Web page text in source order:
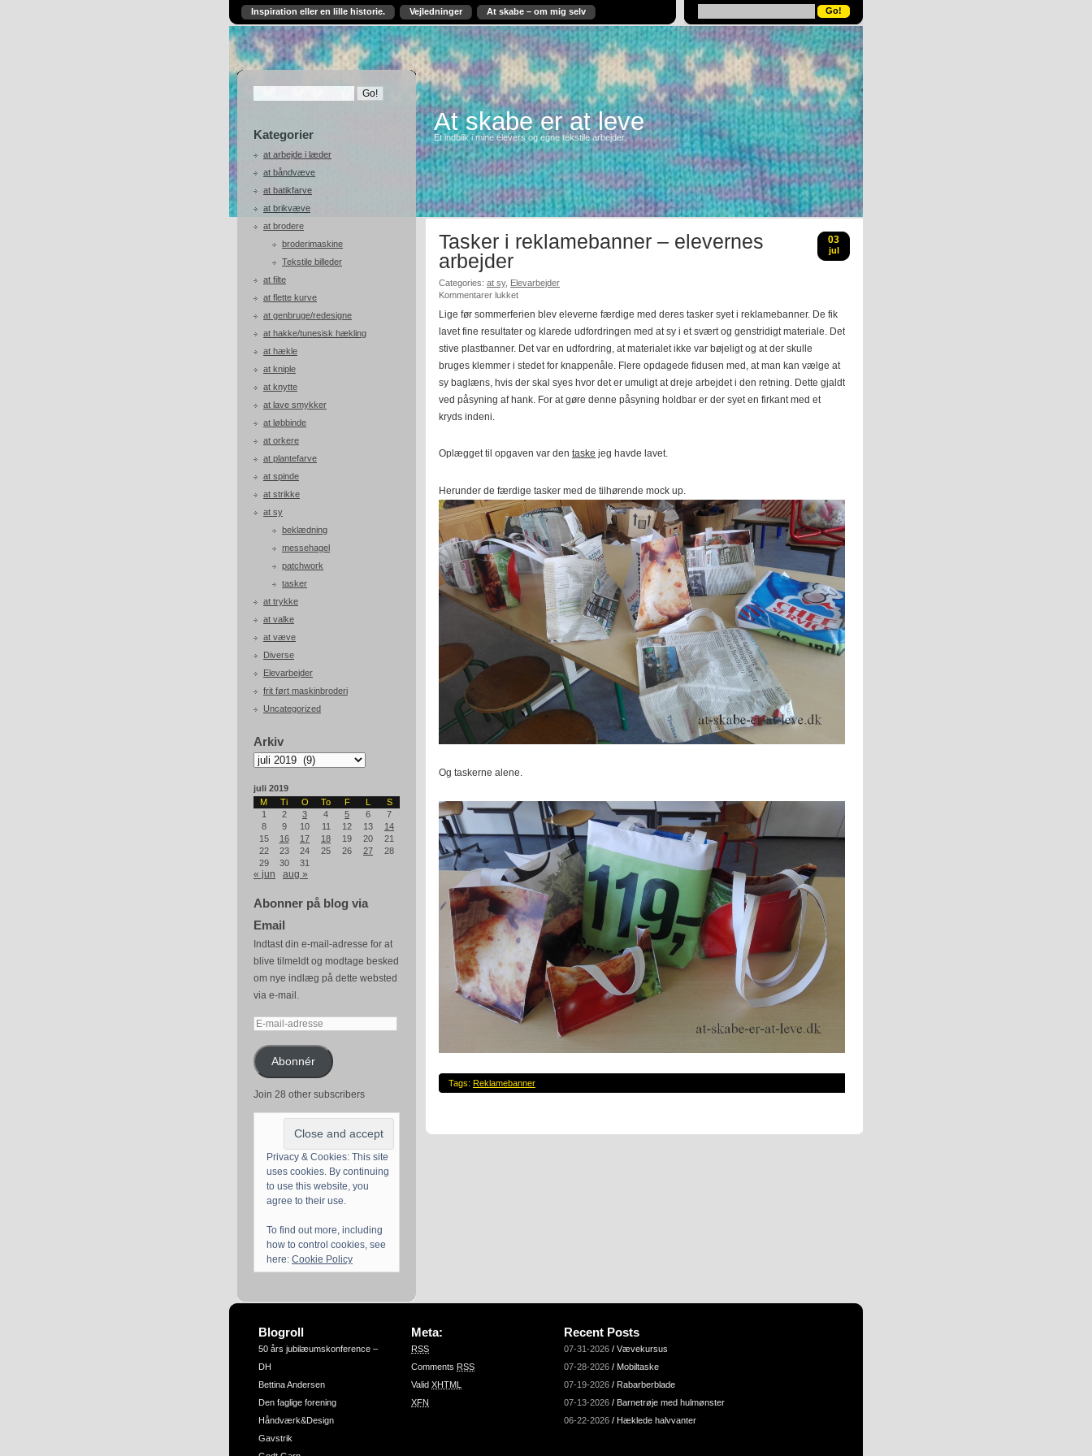
Inspiration eller en lille historie. Vejledninger At skabe – om mig selv
Kategorier
at arbejde i læder
at båndvæve
at batikfarve
at brikvæve
at brodere
broderimaskine
Tekstile billeder
at filte
at flette kurve
at genbruge/redesigne
at hakke/tunesisk hækling
at hækle
at kniple
at knytte
at lave smykker
at løbbinde
at orkere
at plantefarve
at spinde
at strikke
at sy
beklædning
messehagel
patchwork
tasker
at trykke
at valke
at væve
Diverse
Elevarbejder
frit ført maskinbroderi
Uncategorized
Arkiv
Arkiv
juli 2019
M
Ti O To F L
S
1
2 3 4 5 6
7
8
9 10 11 12 13
14
15
16 17 18 19 20
21
22
23 24 25 26 27
28
29
30 31
« jun aug »
Abonner på blog via
Email
Indtast din e-mail-adresse for at
blive tilmeldt og modtage besked
om nye indlæg på dette websted
via e-mail.
E-
adresseAbonnér
Join 28 other subscribers
Privacy & Cookies: This site
uses cookies. By continuing
to use this website, you
agree to their use.
To find out more, including
how to control cookies, see
here: Cookie Policy
At skabe er at leve
Et indblik i mine elevers og egne tekstile arbejder.
Tasker i reklamebanner – elevernes
arbejder
03
jul
Categories: at sy, Elevarbejder
Kommentarer lukkettil
i
reklamebanner
–
elevernes
arbejder
Lige før sommerferien blev eleverne færdige med deres tasker syet i reklamebanner. De fik
lavet fine resultater og klarede udfordringen med at sy i et svært og genstridigt materiale. Det
stive plastbanner. Det var en udfordring, at materialet ikke var bøjeligt og at der skulle
bruges klemmer i stedet for knappenåle. Flere opdagede fidusen med, at man kan vælge at
sy baglæns, hvis der skal syes hvor det er umuligt at dreje arbejdet i den retning. Dette gjaldt
ved påsyning af hank. For at gøre denne påsyning holdbar er der syet en firkant med et
kryds indeni.
Oplægget til opgaven var den taske jeg havde lavet.
Herunder de færdige tasker med de tilhørende mock up.
Og taskerne alene.
Tags: Reklamebanner
Blogroll
50 års jubilæumskonference –
DH
Bettina Andersen
Den faglige forening
Håndværk&Design
Gavstrik
Meta:
RSS
Comments RSS
Valid XHTML
XFN
Recent Posts
07-31-2026 / Vævekursus
07-28-2026 / Mobiltaske
07-19-2026 / Rabarberblade
07-13-2026 / Barnetrøje med hulmønster
06-22-2026 / Hæklede halvvanter